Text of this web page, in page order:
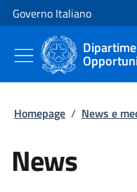
Vai al contenuto
Vai alla navigazione del sito
Governo Italiano
Homepage / News e
News